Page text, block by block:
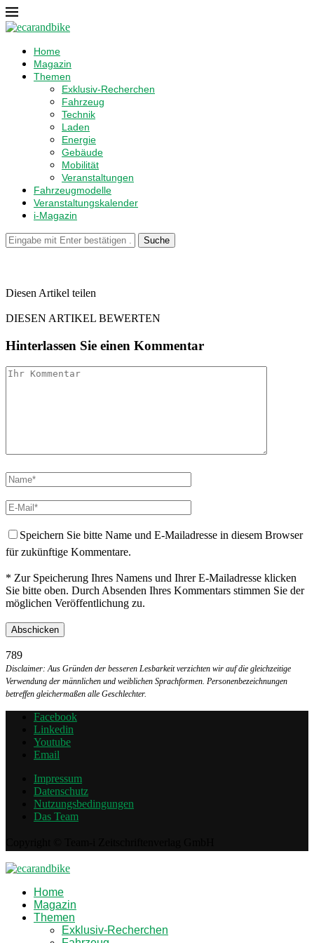
Home
Magazin
Themen
Exklusiv-Recherchen
Fahrzeug
Technik
Laden
Energie
Gebäude
Mobilität
Veranstaltungen
Fahrzeugmodelle
Veranstaltungskalender
i-Magazin
Suche
Diesen Artikel teilen
DIESEN ARTIKEL BEWERTEN
Hinterlassen Sie einen Kommentar
Speichern Sie bitte Name und E-Mailadresse in diesem Browser
für zukünftige Kommentare.
* Zur Speicherung Ihres Namens und Ihrer E-Mailadresse klicken
Sie bitte oben. Durch Absenden Ihres Kommentars stimmen Sie der
möglichen Veröffentlichung zu.
789
Disclaimer: Aus Gründen der besseren Lesbarkeit verzichten wir auf die gleichzeitige
Verwendung der männlichen und weiblichen Sprachformen. Personenbezeichnungen
betreffen gleichermaßen alle Geschlechter.
Facebook
Linkedin
Youtube
Email
Impressum
Datenschutz
Nutzungsbedingungen
Das Team
Home
Magazin
Themen
Exklusiv-Recherchen